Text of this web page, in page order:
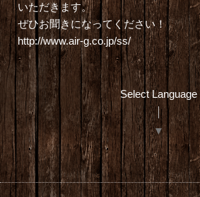
いただきます。
ぜひお聞きになってください！
http://www.air-g.co.jp/ss/
Select Language
▼